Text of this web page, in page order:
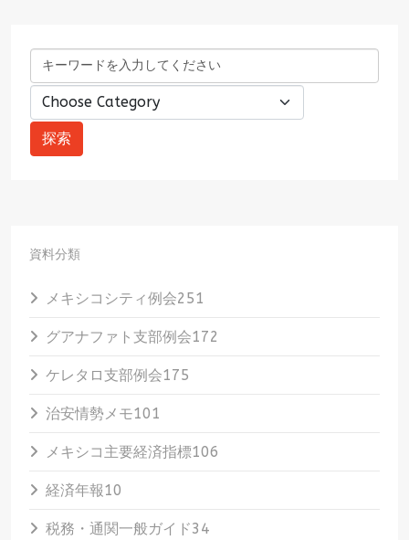
資料分類
メキシコシティ例会251
グアナファト支部例会172
ケレタロ支部例会175
治安情勢メモ101
メキシコ主要経済指標106
経済年報10
税務・通関一般ガイド34